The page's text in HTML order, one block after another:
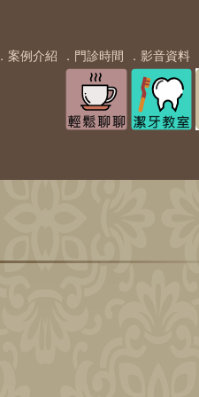
．案例介紹 ．門診時間 ．影音資料